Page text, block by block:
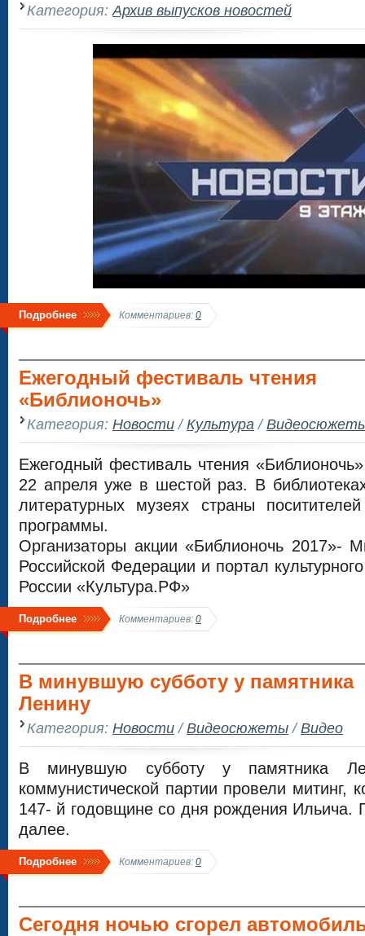
Категория: Архив выпусков новостей
Подробнее Комментариев: 0
Ежегодный фестиваль чтения
«Библионочь»
Категория: Новости/Культура /
Ежегодный фестиваль чтения
22 апреля уже в шестой раз. В
литературных музеях страны
программы.
Организаторы акции «Библионочь 2017»-
Российской Федерации и портал
России «Культура.РФ»
Подробнее Комментариев: 0
В минувшую субботу у памятника
Ленину
Категория: Новости/Видеосюжеты/Видео
В минувшую субботу у памятника
коммунистической партии провели митинг,
147- й годовщине со дня рождения Ильича.
далее.
Подробнее Комментариев: 0
Сегодня ночью сгорел